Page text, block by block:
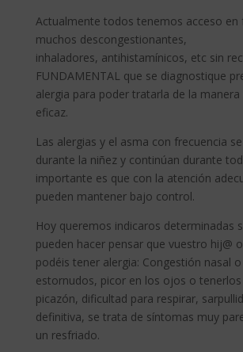
Actualmente todos tenemos acceso en
muchos descongestionantes,
inhaladores, antihistamínicos, etc sin
FUNDAMENTAL que se diagnostique
alergia para poder tratarla de la
eficaz.
Las alergias y el asma con frecuencia
durante la niñez y continúan durante
importante es que con la atención
pueden mantener bajo control.
Hoy queremos indicaros determinadas
pueden hacer pensar que vuestro hij@
podéis tener alergia: Congestión nasal
estornudos, picor en los ojos o
picazón, dificultad para respirar,
definitiva, se trata de síntomas muy
un resfriado.